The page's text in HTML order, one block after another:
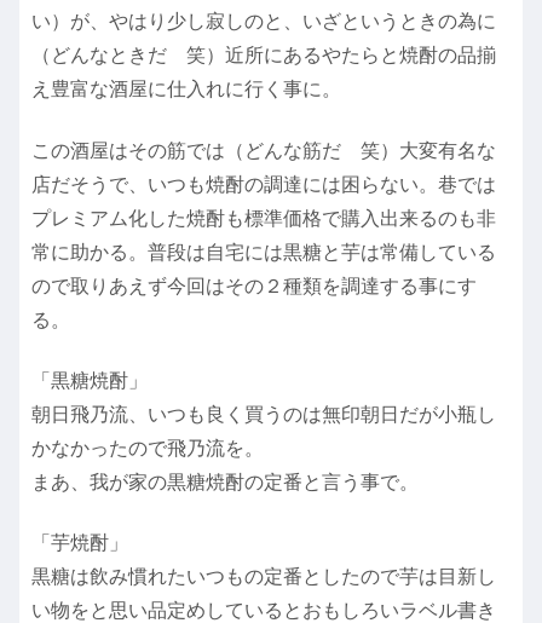
い）が、やはり少し寂しのと、いざというときの為に
（どんなときだ 笑）近所にあるやたらと焼酎の品揃
え豊富な酒屋に仕入れに行く事に。
この酒屋はその筋では（どんな筋だ 笑）大変有名な
店だそうで、いつも焼酎の調達には困らない。巷では
プレミアム化した焼酎も標準価格で購入出来るのも非
常に助かる。普段は自宅には黒糖と芋は常備している
ので取りあえず今回はその２種類を調達する事にす
る。
「黒糖焼酎」
朝日飛乃流、いつも良く買うのは無印朝日だが小瓶し
かなかったので飛乃流を。
まあ、我が家の黒糖焼酎の定番と言う事で。
「芋焼酎」
黒糖は飲み慣れたいつもの定番としたので芋は目新し
い物をと思い品定めしているとおもしろいラベル書き